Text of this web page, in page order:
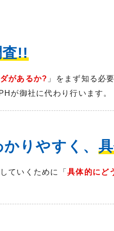
!!
があるか? 」をまず知る必
が御社に代わり行います。
りやすく、
ていくために「 具体的にど